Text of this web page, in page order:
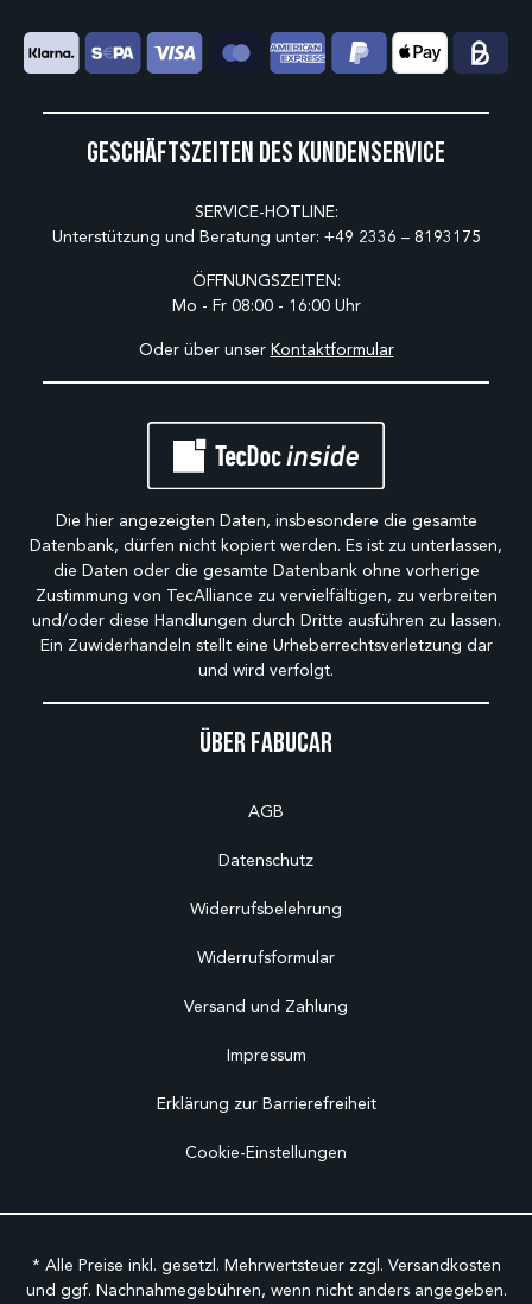
Über Fabucar
AGB
Datenschutz
Widerrufsbelehrung
Widerrufsformular
Versand und Zahlung
Impressum
Erklärung zur Barrierefreiheit
Cookie-Einstellungen
Geschäftszeiten des Kundenservice
SERVICE-HOTLINE:
Unterstützung und Beratung unter: +49 2336 – 8193175
ÖFFNUNGSZEITEN:
Mo - Fr 08:00 - 16:00 Uhr
Oder über unser Kontaktformular
Die hier angezeigten Daten, insbesondere die gesamte
Datenbank, dürfen nicht kopiert werden. Es ist zu unterlassen,
die Daten oder die gesamte Datenbank ohne vorherige
Zustimmung von TecAlliance zu vervielfältigen, zu verbreiten
und/oder diese Handlungen durch Dritte ausführen zu lassen.
Ein Zuwiderhandeln stellt eine Urheberrechtsverletzung dar
und wird verfolgt.
* Alle Preise inkl. gesetzl. Mehrwertsteuer zzgl. Versandkosten
und ggf. Nachnahmegebühren, wenn nicht anders angegeben.